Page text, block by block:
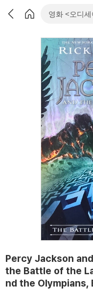
Percy Jackson
the Battle of the
nd the Olympians,